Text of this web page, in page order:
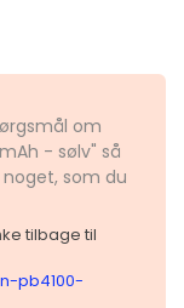
om
- sølv" så
som du
tilbage til
pb4100-